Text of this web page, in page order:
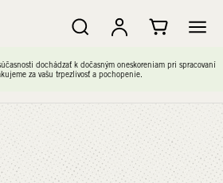
dochádzať k dočasným oneskoreniam pri spracovaní
za vašu trpezlivosť a pochopenie.